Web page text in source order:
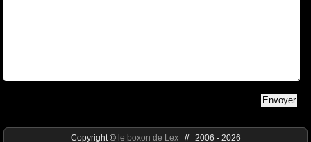
Copyright © le boxon de Lex// 2006 - 2026